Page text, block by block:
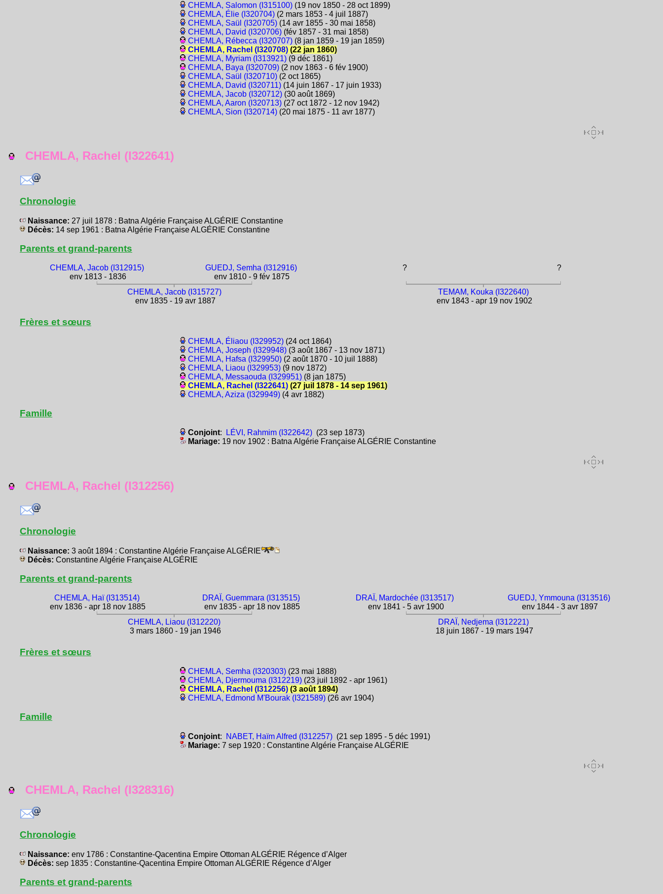
CHEMLA, Salomon (I315100) (19 nov 1850 - 28 oct 1899)
CHEMLA, Élie (I320704) (2 mars 1853 - 4 juil 1887)
CHEMLA, Saül (I320705) (14 avr 1855 - 30 mai 1858)
CHEMLA, David (I320706) (fév 1857 - 31 mai 1858)
CHEMLA, Rébecca (I320707) (8 jan 1859 - 19 jan 1859)
CHEMLA, Rachel (I320708) (22 jan 1860)
CHEMLA, Myriam (I313921) (9 déc 1861)
CHEMLA, Baya (I320709) (2 nov 1863 - 6 fév 1900)
CHEMLA, Saül (I320710) (2 oct 1865)
CHEMLA, David (I320711) (14 juin 1867 - 17 juin 1933)
CHEMLA, Jacob (I320712) (30 août 1869)
CHEMLA, Aaron (I320713) (27 oct 1872 - 12 nov 1942)
CHEMLA, Sion (I320714) (20 mai 1875 - 11 avr 1877)
CHEMLA, Rachel (I322641)
Chronologie
Naissance: 27 juil 1878 : Batna Algérie Française ALGÉRIE Constantine
Décès: 14 sep 1961 : Batna Algérie Française ALGÉRIE Constantine
Parents et grand-parents
CHEMLA, Jacob (I312915)
env 1813 - 1836
GUEDJ, Semha (I312916)
env 1810 - 9 fév 1875
? ?
CHEMLA, Jacob (I315727)
env 1835 - 19 avr 1887
TEMAM, Kouka (I322640)
env 1843 - apr 19 nov 1902
Frères et sœurs
CHEMLA, Éliaou (I329952) (24 oct 1864)
CHEMLA, Joseph (I329948) (3 août 1867 - 13 nov 1871)
CHEMLA, Hafsa (I329950) (2 août 1870 - 10 juil 1888)
CHEMLA, Liaou (I329953) (9 nov 1872)
CHEMLA, Messaouda (I329951) (8 jan 1875)
CHEMLA, Rachel (I322641) (27 juil 1878 - 14 sep 1961)
CHEMLA, Aziza (I329949) (4 avr 1882)
Famille
Conjoint: LÉVI, Rahmim (I322642) (23 sep 1873)
Mariage: 19 nov 1902 : Batna Algérie Française ALGÉRIE Constantine
CHEMLA, Rachel (I312256)
Chronologie
Naissance: 3 août 1894 : Constantine Algérie Française ALGÉRIE
Décès: Constantine Algérie Française ALGÉRIE
Parents et grand-parents
CHEMLA, Haï (I313514)
env 1836 - apr 18 nov 1885
DRAÏ, Guemmara (I313515)
env 1835 - apr 18 nov 1885
DRAÏ, Mardochée (I313517)
env 1841 - 5 avr 1900
GUEDJ, Ymmouna (I313516)
env 1844 - 3 avr 1897
CHEMLA, Liaou (I312220)
3 mars 1860 - 19 jan 1946
DRAÏ, Nedjema (I312221)
18 juin 1867 - 19 mars 1947
Frères et sœurs
CHEMLA, Semha (I320303) (23 mai 1888)
CHEMLA, Djermouma (I312219) (23 juil 1892 - apr 1961)
CHEMLA, Rachel (I312256) (3 août 1894)
CHEMLA, Edmond M'Bourak (I321589) (26 avr 1904)
Famille
Conjoint: NABET, Haïm Alfred (I312257) (21 sep 1895 - 5 déc 1991)
Mariage:7 sep 1920 : Constantine Algérie Française ALGÉRIE
CHEMLA, Rachel (I328316)
Chronologie
Naissance: env 1786 : Constantine-Qacentina Empire Ottoman ALGÉRIE Régence d’Alger
Décès: sep 1835 : Constantine-Qacentina Empire Ottoman ALGÉRIE Régence d’Alger
Parents et grand-parents